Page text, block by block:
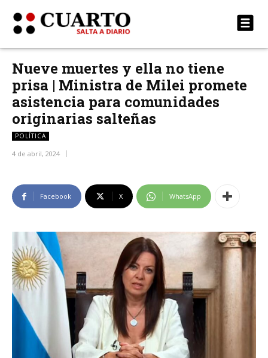
Nueve muertes y ella no tiene
prisa | Ministra de Milei promete
asistencia para comunidades
originarias salteñas
POLÍTICA
4 de abril, 2024
Facebook X WhatsApp